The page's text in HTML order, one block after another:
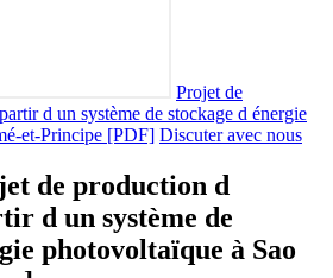
Projet de
d un système de stockage d énergie
et-Principe [PDF] Discuter avec nous
de production d
d un système de
photovoltaïque à Sao